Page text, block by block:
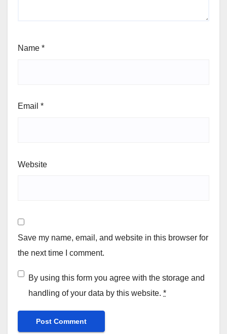
Name *
Email *
Website
Save my name, email, and website in this browser for
the next time I comment.
By using this form you agree with the storage and
handling of your data by this website. *